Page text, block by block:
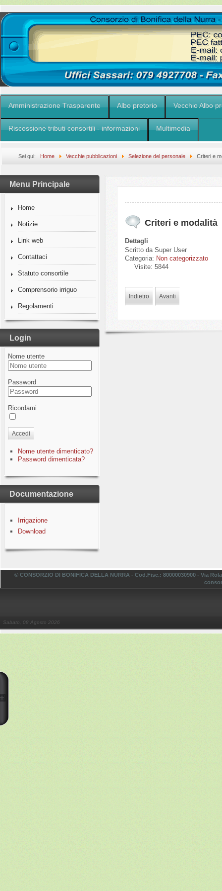
Amministrazione Trasparente Albo pretorio Vecchio Albo
Riscossione tributi consortili - informazioni Multimedia
Sei qui: Home Vecchie pubblicazioni Selezione del personale Criteri e
Menu Principale
Home
Notizie
Link web
Contattaci
Statuto consortile
Comprensorio irriguo
Regolamenti
Login
Nome utente
Password
Ricordami
Accedi
Nome utente dimenticato?
Password dimenticata?
Documentazione
Irrigazione
Download
Criteri e modalità
Dettagli
Scritto da Super User
Categoria: Non categorizzato
Visite: 5844
Indietro Avanti
© CONSORZIO DI BONIFICA DELLA NURRA - Cod.Fisc.: 80000030900 - Via
Sabato, 08 Agosto 2026